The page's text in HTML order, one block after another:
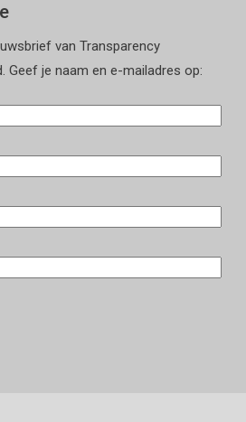
van Transparency
Geef je naam en e-mailadres op: